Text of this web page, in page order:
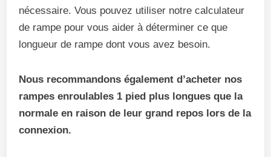
nécessaire. Vous pouvez utiliser notre calculateur
de rampe pour vous aider à déterminer ce que
longueur de rampe dont vous avez besoin.
Nous recommandons également d’acheter nos
rampes enroulables 1 pied plus longues que la
normale en raison de leur grand repos lors de la
connexion.